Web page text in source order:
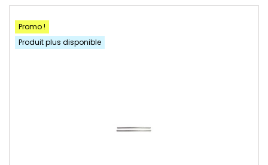
Promo !
Produit plus disponible